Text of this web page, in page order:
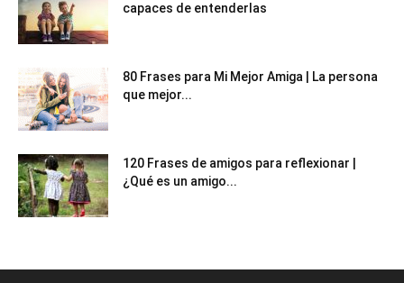
capaces de entenderlas
80 Frases para Mi Mejor Amiga | La persona
que mejor...
120 Frases de amigos para reflexionar |
¿Qué es un amigo...